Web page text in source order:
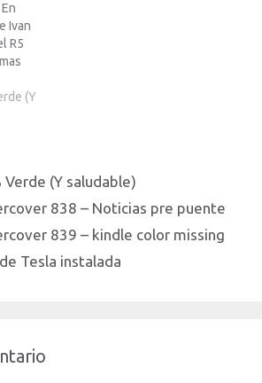
Ivan
R5
(Y
(Y saludable)
838 – Noticias pre puente
839 – kindle color missing
Tesla instalada